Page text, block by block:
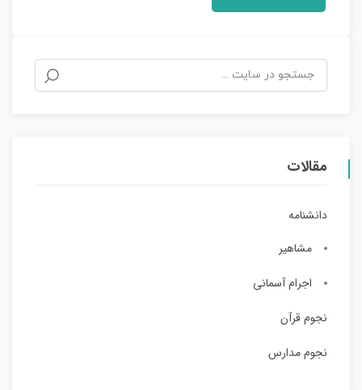
مقالات
دانشنامه
مشاهیر
اجرام آسمانی
نجوم قرآن
نجوم مدارس